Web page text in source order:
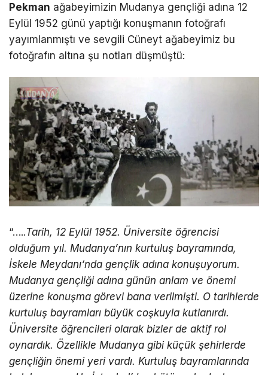
Pekman ağabeyimizin Mudanya gençliği adına 12
Eylül 1952 günü yaptığı konuşmanın fotoğrafı
yayımlanmıştı ve sevgili Cüneyt ağabeyimiz bu
fotoğrafın altına şu notları düşmüştü:
“…..Tarih, 12 Eylül 1952. Üniversite öğrencisi
olduğum yıl. Mudanya’nın kurtuluş bayramında,
İskele Meydanı‘nda gençlik adına konuşuyorum.
Mudanya gençliği adına günün anlam ve önemi
üzerine konuşma görevi bana verilmişti. O tarihlerde
kurtuluş bayramları büyük coşkuyla kutlanırdı.
Üniversite öğrencileri olarak bizler de aktif rol
oynardık. Özellikle Mudanya gibi küçük şehirlerde
gençliğin önemi yeri vardı. Kurtuluş bayramlarında